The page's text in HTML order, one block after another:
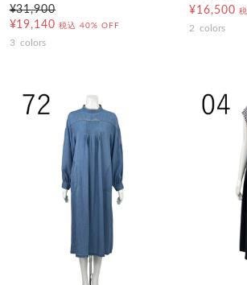
¥31,900
¥19,140 税込 40% OFF
3 colors
¥16,500
2 colors